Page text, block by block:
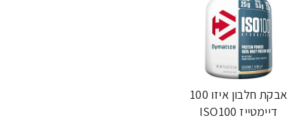
-12%
אבקת חלבון איזו 100
דיימטייז ISO100